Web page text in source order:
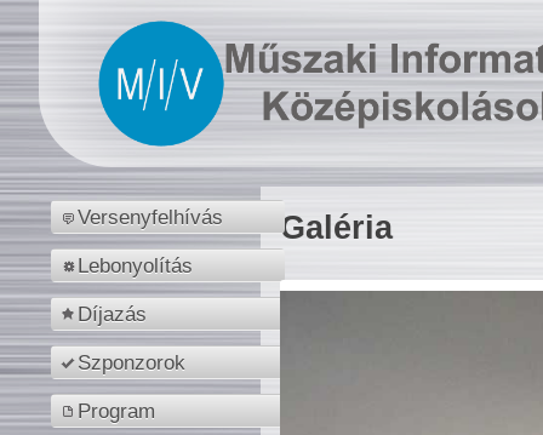
Versenyfelhívás
Lebonyolítás
Díjazás
Szponzorok
Program
Galéria